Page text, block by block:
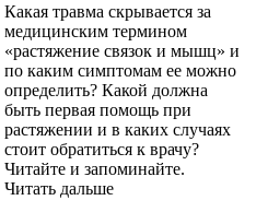
Какая травма скрывается за
медицинским термином
«растяжение связок и мышц» и
по каким симптомам ее можно
определить? Какой должна
быть первая помощь при
растяжении и в каких случаях
стоит обратиться к врачу?
Читайте и запоминайте.
Читать дальше